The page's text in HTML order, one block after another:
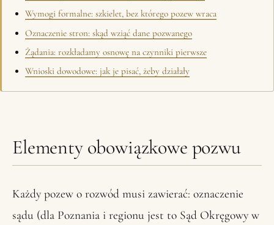
Wymogi formalne: szkielet, bez którego pozew wraca
Oznaczenie stron: skąd wziąć dane pozwanego
Żądania: rozkładamy osnowę na czynniki pierwsze
Wnioski dowodowe: jak je pisać, żeby działały
Elementy obowiązkowe pozwu
Każdy pozew o rozwód musi zawierać: oznaczenie
sądu (dla Poznania i regionu jest to Sąd Okręgowy w